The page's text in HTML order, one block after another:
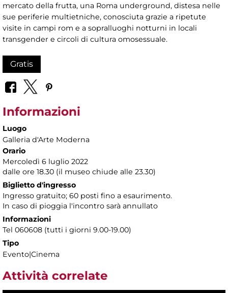
mercato della frutta, una Roma underground, distesa nelle
sue periferie multietniche, conosciuta grazie a ripetute
visite in campi rom e a sopralluoghi notturni in locali
transgender e circoli di cultura omosessuale.
Gratis
Informazioni
Luogo
Galleria d'Arte Moderna
Orario
Mercoledì 6 luglio 2022
dalle ore 18.30 (il museo chiude alle 23.30)
Biglietto d'ingresso
Ingresso gratuito; 60 posti fino a esaurimento.
In caso di pioggia l'incontro sarà annullato
Informazioni
Tel 060608 (tutti i giorni 9.00-19.00)
Tipo
Evento|Cinema
Attività correlate